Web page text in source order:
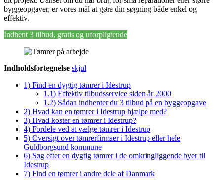
byggeopgaver, er vores mål at gøre din søgning både enkel og
effektiv.
Indhent 3 tilbud, gratis og uforpligtende
Indholdsfortegnelse skjul
1) Find en dygtig tømrer i Idestrup
1.1) Effektiv tilbudsservice siden år 2000
1.2) Sådan indhenter du 3 tilbud på en byggeopgave
2) Hvad kan en tømrer i Idestrup hjælpe med?
3) Hvad koster en tømrer i Idestrup?
4) Fordele ved at vælge tømrer i Idestrup
5) Oversigt over tømrerfirmaer i Idestrup eller hele
Guldborgsund kommune
6) Søg efter en dygtig tømrer i de omkringliggende byer til
Idestrup
7) Find en tømrer i andre dele af Danmark